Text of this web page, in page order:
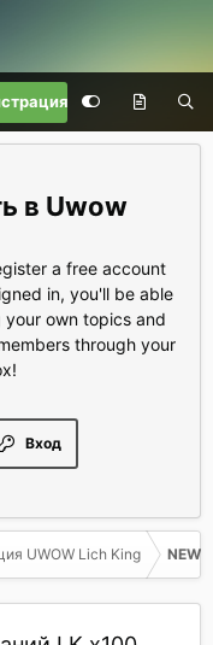
Uwow
a free account
in, you'll be able
own topics and
through your
Вход
UWOW Lich King NEW